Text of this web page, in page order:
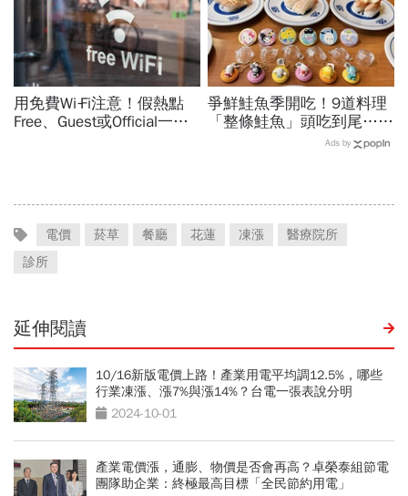
用免費Wi‑Fi注意！假熱點
Free、Guest或Official一按
爭鮮鮭魚季開吃！9道料理
「整條鮭魚」頭吃到尾…藏
壽司X三麗鷗聯名扭蛋：
Ads by
電價 菸草 餐廳 花蓮 凍漲
醫療院所
診所
延伸閱讀
10/16新版電價上路！產業用電平均調12.5%，哪些
行業凍漲、漲7%與漲14%？台電一張表說分明
2024-10-01
產業電價漲，通膨、物價是否會再高？卓榮泰組節電
團隊助企業：終極最高目標「全民節約用電」